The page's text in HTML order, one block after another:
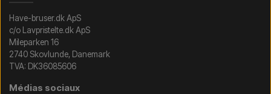
Have-bruser.dk ApS
c/o Lavpristelte.dk ApS
Mileparken 16
2740 Skovlunde, Danemark
TVA: DK36085606
Médias sociaux